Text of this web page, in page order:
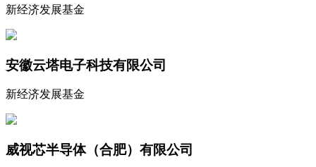
新经济发展基金
安徽云塔电子科技有限公司
新经济发展基金
威视芯半导体（合肥）有限公司